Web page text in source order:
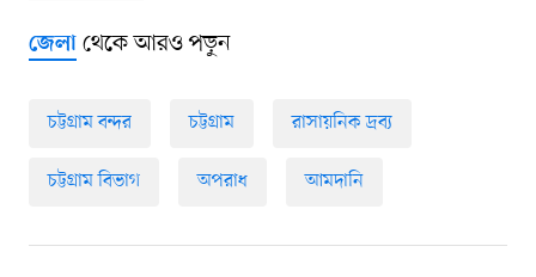
জেলাথেকে আরও পড়ুন
চট্টগ্রাম বন্দর চট্টগ্রাম রাসায়নিক দ্রব্য
চট্টগ্রাম বিভাগ অপরাধ আমদানি